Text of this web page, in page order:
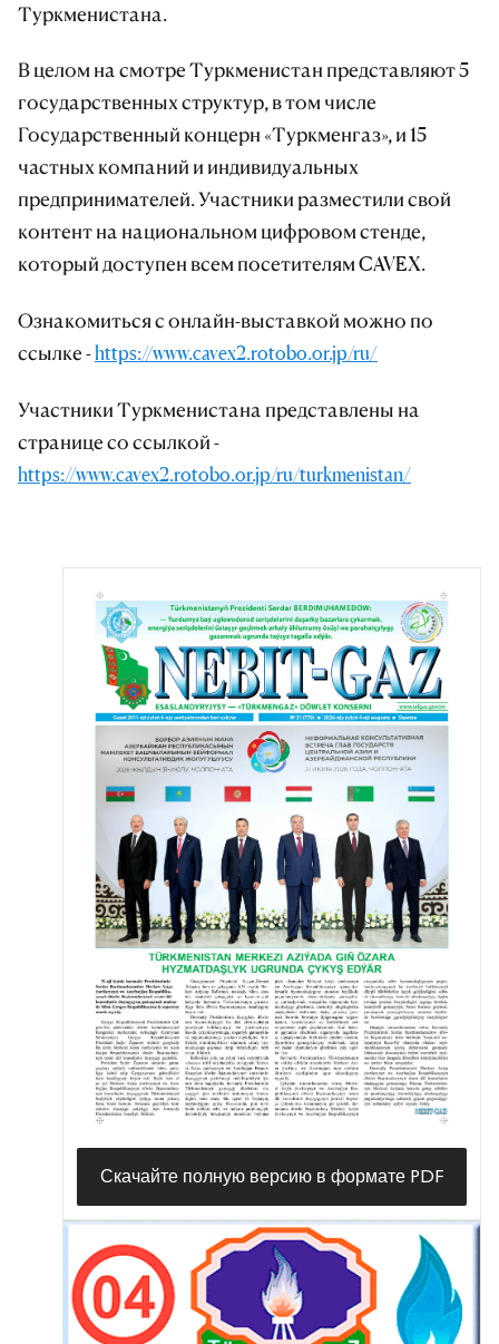
Туркменистана.
В целом на смотре Туркменистан представляют 5
государственных структур, в том числе
Государственный концерн «Туркменгаз», и 15
частных компаний и индивидуальных
предпринимателей. Участники разместили свой
контент на национальном цифровом стенде,
который доступен всем посетителям CAVEX.
Ознакомиться с онлайн-выставкой можно по
ссылке -https://www.cavex2.rotobo.or.jp/ru/
Участники Туркменистана представлены на
странице со ссылкой -
https://www.cavex2.rotobo.or.jp/ru/turkmenistan/
Скачайте полную версию в формате PDF